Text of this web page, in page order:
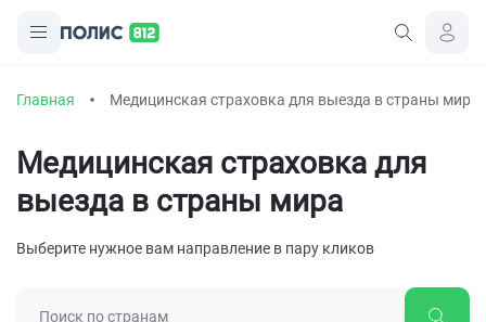
Главная Медицинская страховка для выезда в страны мира
Медицинская страховка для
выезда в страны мира
Выберите нужное вам направление в пару кликов